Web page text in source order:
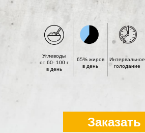
65% жиров
в день
Интервальное
голодание
Углеводы
от 60- 100 г
в день
Заказать